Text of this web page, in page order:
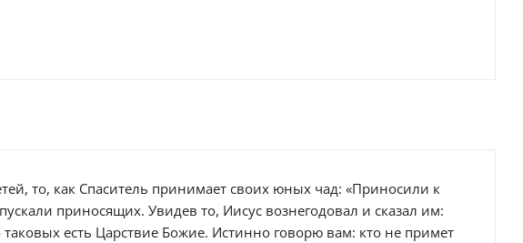
то, как Спаситель принимает своих юных чад: «Приносили к
приносящих. Увидев то, Иисус вознегодовал и сказал им:
есть Царствие Божие. Истинно говорю вам: кто не примет